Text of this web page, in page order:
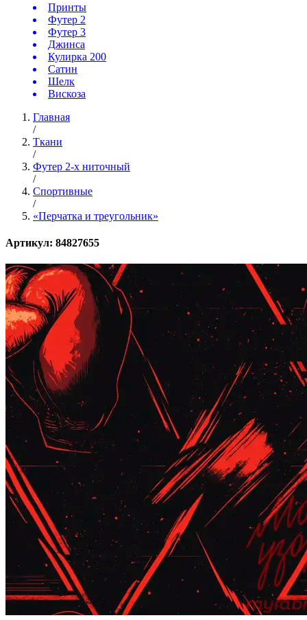
Принты
Футер 2
Футер 3
Джинса
Кулирка 200
Сатин
Шелк
Вискоза
Главная
/
Ткани
/
Футер 2-х ниточный
/
Спортивные
/
«Перчатка и треугольник»
Артикул: 84827655